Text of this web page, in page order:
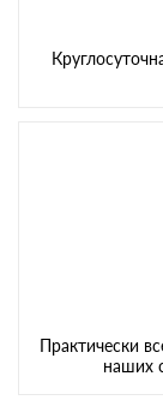
Практически
наших